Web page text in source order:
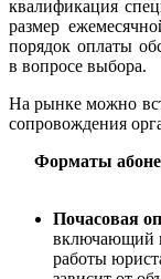
квалификация
размер
порядок оплаты
в вопросе выбора.
На рынке можно
сопровождения
Форматы
Почасовая
включающий в
работы